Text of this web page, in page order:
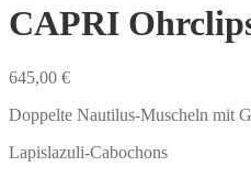
CAPRI
645,00 €
Doppelte Nautilus-Muscheln mit
Lapislazuli-Cabochons